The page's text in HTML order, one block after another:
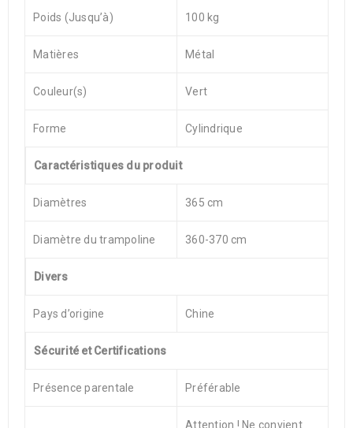
Poids (Jusqu’à) 100 kg
Matières Métal
Couleur(s) Vert
Forme Cylindrique
Caractéristiques du produit
Diamètres 365 cm
Diamètre du trampoline 360-370 cm
Divers
Pays d’origine Chine
Sécurité et Certifications
Présence parentale Préférable
Attention ! Ne convient